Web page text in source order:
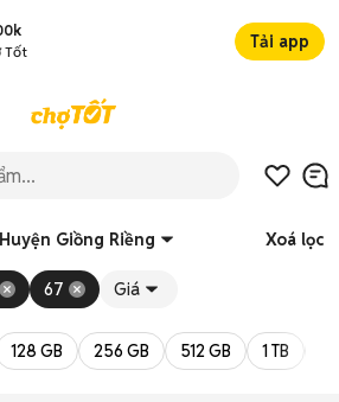
Tốt
Tải app
Giồng Riềng Xoá lọc
67 Giá
128 GB 256 GB 512 GB 1 TB